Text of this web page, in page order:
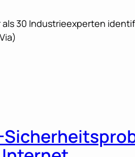
als 30 Industrieexperten